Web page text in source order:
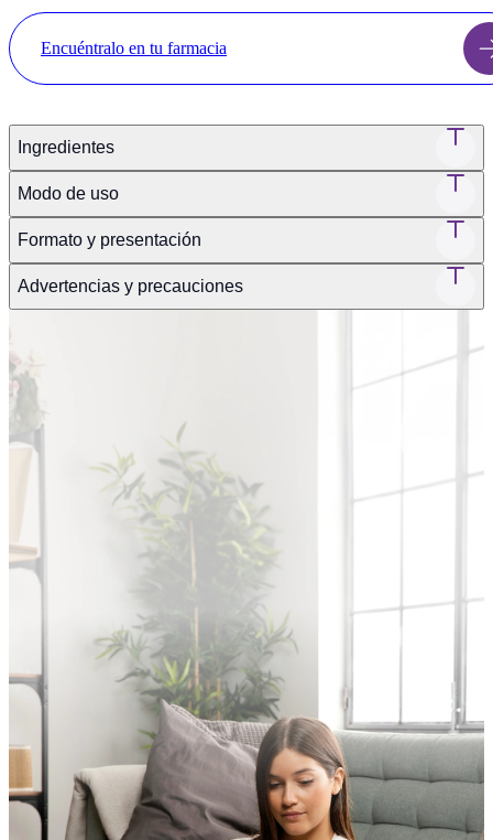
Encuéntralo en tu farmacia
Ingredientes
Modo de uso
Formato y presentación
Advertencias y precauciones